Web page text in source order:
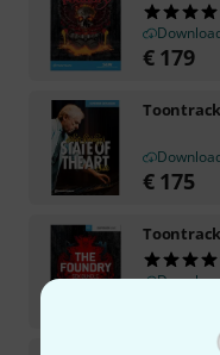
€ 179
Toontrack
€ 175
Toontrack